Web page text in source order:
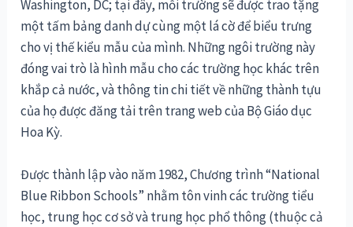
Washington, DC; tại đây, mỗi trường sẽ được trao tặng
một tấm bảng danh dự cùng một lá cờ để biểu trưng
cho vị thế kiểu mẫu của mình. Những ngôi trường này
đóng vai trò là hình mẫu cho các trường học khác trên
khắp cả nước, và thông tin chi tiết về những thành tựu
của họ được đăng tải trên trang web của Bộ Giáo dục
Hoa Kỳ.
Được thành lập vào năm 1982, Chương trình “National
Blue Ribbon Schools” nhằm tôn vinh các trường tiểu
học, trung học cơ sở và trung học phổ thông (thuộc cả